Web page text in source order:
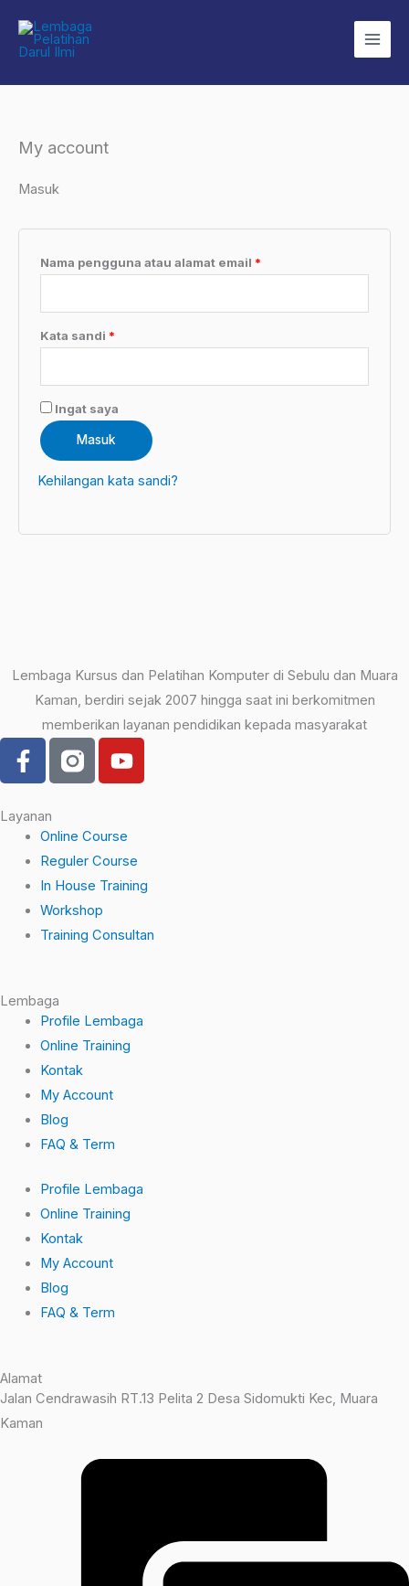
konten
My account
Masuk
Nama pengguna atau alamat email *
Kata sandi *
Ingat saya
Masuk
Kehilangan kata sandi?
Lembaga Kursus dan Pelatihan Komputer di Sebulu dan Muara
Kaman, berdiri sejak 2007 hingga saat ini berkomitmen
memberikan layanan pendidikan kepada masyarakat
F
a
e
b
o
o
k
-
Y
o
u
b
e
Layanan
Online Course
Reguler Course
In House Training
Workshop
Training Consultan
Lembaga
Profile Lembaga
Online Training
Kontak
My Account
Blog
FAQ & Term
Profile Lembaga
Online Training
Kontak
My Account
Blog
FAQ & Term
Alamat
Jalan Cendrawasih RT.13 Pelita 2 Desa Sidomukti Kec, Muara
Kaman